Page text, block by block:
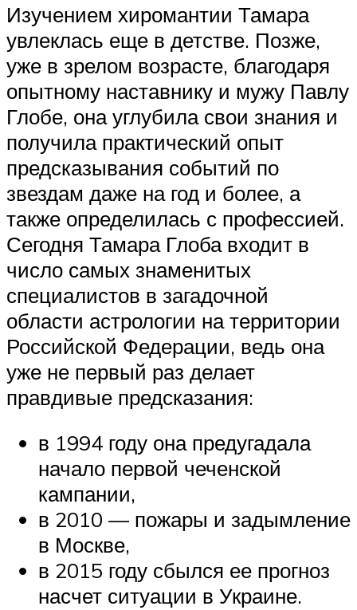
Изучением хиромантии Тамара
увлеклась еще в детстве. Позже,
уже в зрелом возрасте, благодаря
опытному наставнику и мужу Павлу
Глобе, она углубила свои знания и
получила практический опыт
предсказывания событий по
звездам даже на год и более, а
также определилась с профессией.
Сегодня Тамара Глоба входит в
число самых знаменитых
специалистов в загадочной
области астрологии на территории
Российской Федерации, ведь она
уже не первый раз делает
правдивые предсказания:
в 1994 году она предугадала
начало первой чеченской
кампании,
в 2010 — пожары и задымление
в Москве,
в 2015 году сбылся ее прогноз
насчет ситуации в Украине.